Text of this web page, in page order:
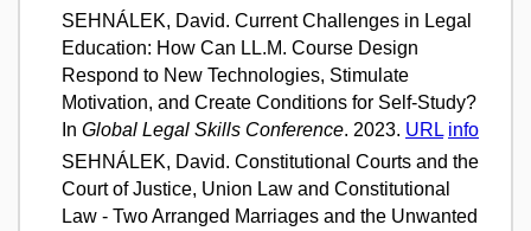
SEHNÁLEK, David. Current Challenges in Legal
Education: How Can LL.M. Course Design
Respond to New Technologies, Stimulate
Motivation, and Create Conditions for Self-Study?
In Global Legal Skills Conference. 2023. URL info
SEHNÁLEK, David. Constitutional Courts and the
Court of Justice, Union Law and Constitutional
Law - Two Arranged Marriages and the Unwanted